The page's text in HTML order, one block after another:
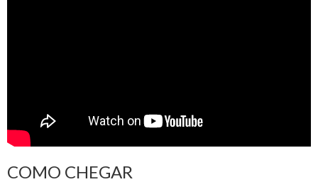
COMO CHEGAR